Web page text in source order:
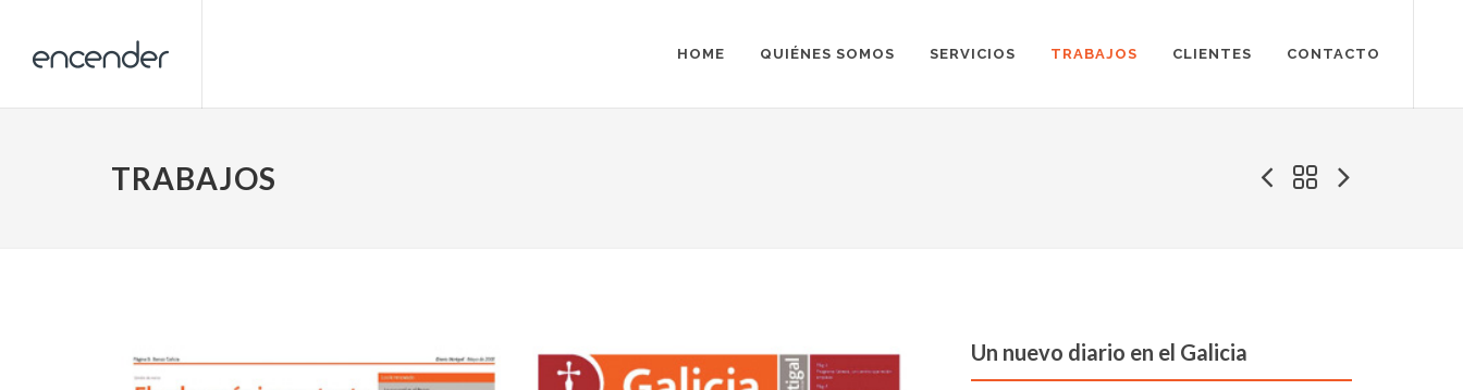
HOME QUIÉNES SOMOS SERVICIOS TRABAJOS CLIENTES CONTACTO
TRABAJOS
Un nuevo diario en el Galicia